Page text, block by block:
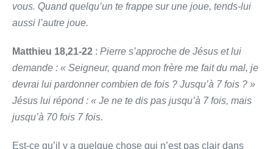
vous. Quand quelqu’un te frappe sur une joue, tends-lui
aussi l’autre joue.
Matthieu 18,21-22 : Pierre s’approche de Jésus et lui
demande : « Seigneur, quand mon frère me fait du mal, je
devrai lui pardonner combien de fois ? Jusqu’à 7 fois ? »
Jésus lui répond : « Je ne te dis pas jusqu’à 7 fois, mais
jusqu’à 70 fois 7 fois.
Est-ce qu’il y a quelque chose qui n’est pas clair dans